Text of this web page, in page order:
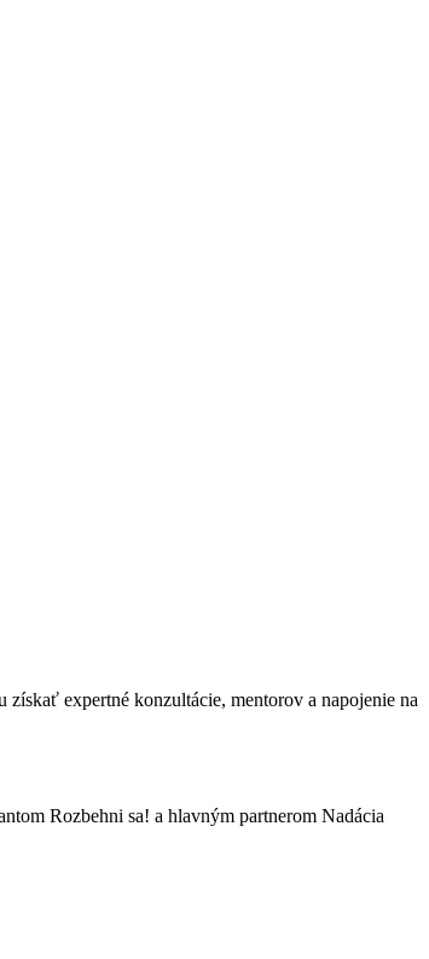
expertné konzultácie, mentorov a napojenie na
Rozbehni sa! a hlavným partnerom Nadácia